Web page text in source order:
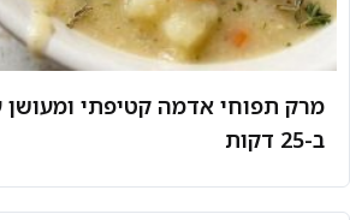
מרק תפוחי אדמה קטיפתי
ב-25 דקות